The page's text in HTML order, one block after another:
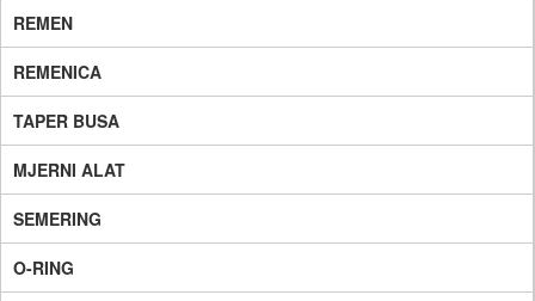
REMEN
REMENICA
TAPER BUSA
MJERNI ALAT
SEMERING
O-RING